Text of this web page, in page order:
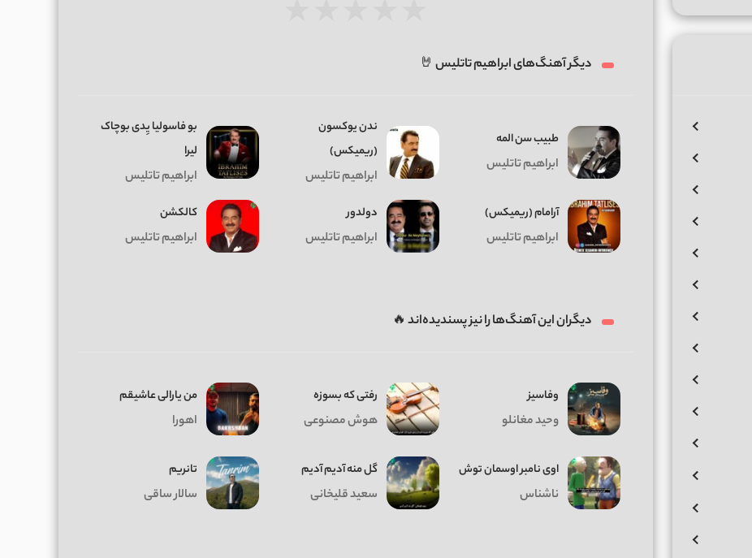
دیگر آهنگ‌های ابراهیم تاتلیس 🤘
طبیب سن المه
ابراهیم تاتلیس
ندن یوکسون
(ریمیکس)
ابراهیم تاتلیس
بو فاسولیا یِدی بوچاک
لیرا
ابراهیم تاتلیس
آرامام (ریمیکس)
ابراهیم تاتلیس
دولدور
ابراهیم تاتلیس
کالکشن
ابراهیم تاتلیس
دیگران این آهنگ‌ها را نیز پسندیده‌اند 🔥
وفاسیز
وحید مغانلو
رفتی که بسوزه
هوش مصنوعی
من یارالی عاشیقم
اهورا
اوی نامبر اوسمان توش
ناشناس
گل منه آدیم آدیم
سعید قلیخانی
تانریم
سالار ساقی